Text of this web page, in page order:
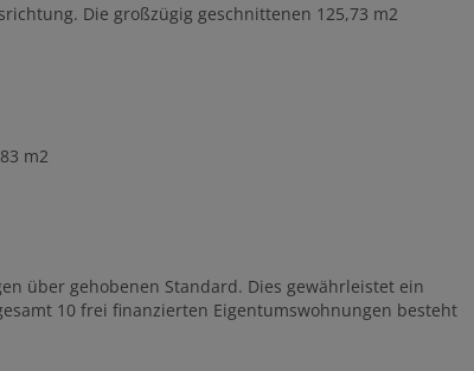
Die großzügig geschnittenen 125,73 m2
m2
über gehobenen Standard. Dies gewährleistet ein
10 frei finanzierten Eigentumswohnungen besteht